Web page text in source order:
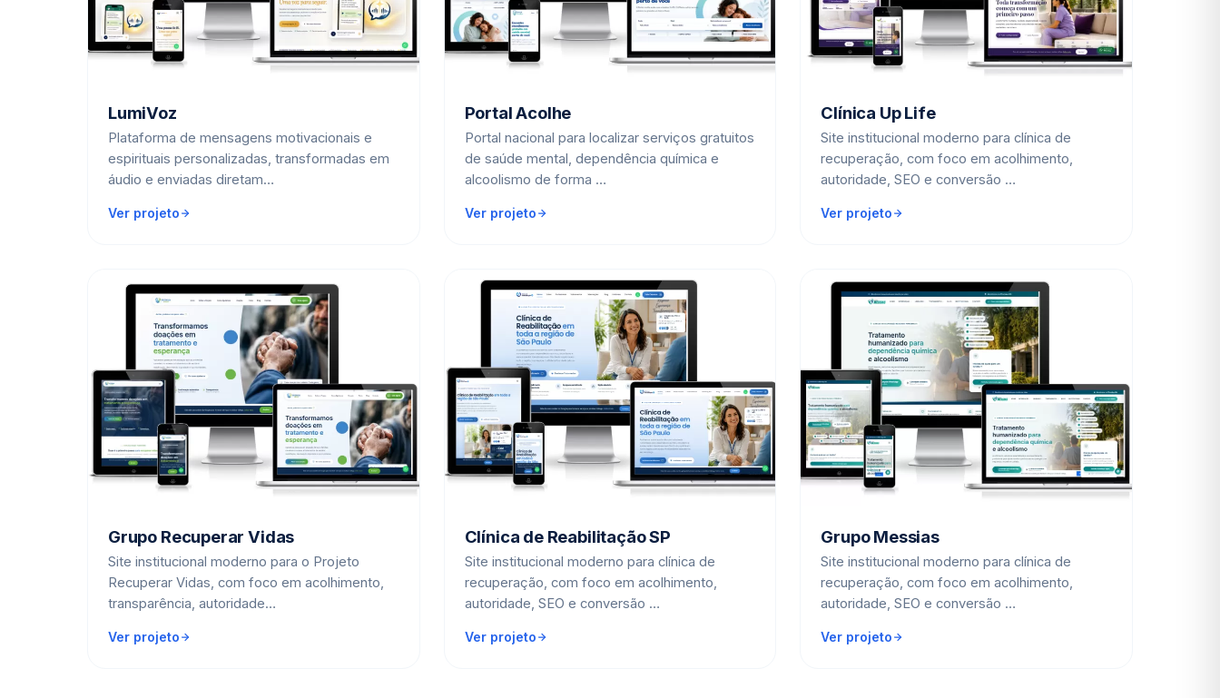
LumiVoz
Plataforma de mensagens motivacionais e
espirituais personalizadas, transformadas em
áudio e enviadas diretam…
Ver projeto
Portal Acolhe
Portal nacional para localizar serviços gratuitos
de saúde mental, dependência química e
alcoolismo de forma …
Ver projeto
Clínica Up Life
Site institucional moderno para clínica de
recuperação, com foco em acolhimento,
autoridade, SEO e conversão …
Ver projeto
Grupo Recuperar Vidas
Site institucional moderno para o Projeto
Recuperar Vidas, com foco em acolhimento,
transparência, autoridade…
Ver projeto
Clínica de Reabilitação SP
Site institucional moderno para clínica de
recuperação, com foco em acolhimento,
autoridade, SEO e conversão …
Ver projeto
Grupo Messias
Site institucional moderno para clínica de
recuperação, com foco em acolhimento,
autoridade, SEO e conversão …
Ver projeto